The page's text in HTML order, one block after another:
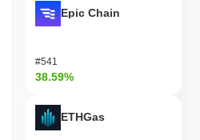
Epic Chain
#541
38.59%
ETHGas